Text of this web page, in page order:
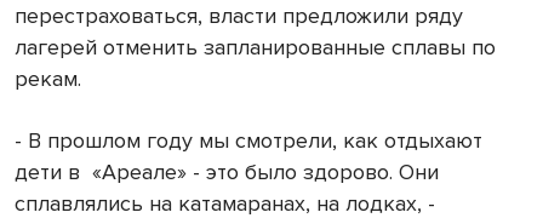
перестраховаться, власти предложили ряду
лагерей отменить запланированные сплавы по
рекам.
- В прошлом году мы смотрели, как отдыхают
дети в «Ареале» - это было здорово. Они
сплавлялись на катамаранах, на лодках, -